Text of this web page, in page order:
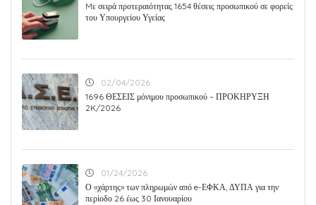
Mε σειρά προτεραιότητας 1654 θέσεις προσωπικού σε φορείς
του Υπουργείου Υγείας
02/04/2026
1696 ΘΕΣΕΙΣ μόνιμου προσωπικού – ΠΡΟΚΗΡΥΞΗ
2K/2026
01/24/2026
Ο «χάρτης» των πληρωμών από e-ΕΦΚΑ, ΔΥΠΑ για την
περίοδο 26 έως 30 Ιανουαρίου